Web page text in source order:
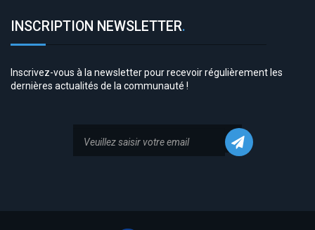
INSCRIPTION NEWSLETTER.
Inscrivez-vous à la newsletter pour recevoir régulièrement les
dernières actualités de la communauté !